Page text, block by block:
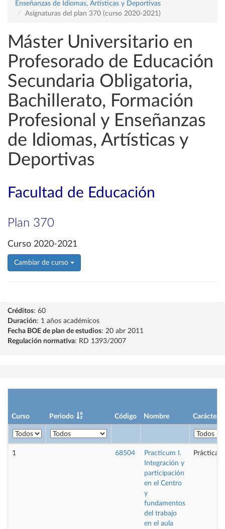
Enseñanzas de Idiomas, Artísticas y Deportivas
Asignaturas del plan 370 (curso 2020-2021)
Máster Universitario en
Profesorado de Educación
Secundaria Obligatoria,
Bachillerato, Formación
Profesional y Enseñanzas
de Idiomas, Artísticas y
Deportivas
Facultad de Educación
Plan 370
Curso 2020-2021
Cambiar de curso
Créditos: 60
Duración: 1 años académicos
Fecha BOE de plan de estudios: 20 abr 2011
Regulación normativa: RD 1393/2007
Curso Periodo Código Nombre Carácter
1 68504
Practicum I.
Integración y
participación
en el Centro
y
fundamentos
del trabajo
en el aula
Prácticas